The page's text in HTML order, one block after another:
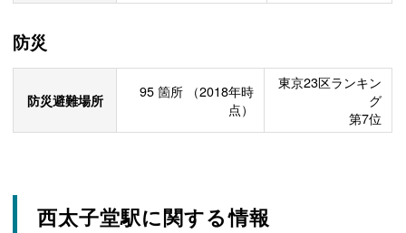
防災
防災避難場所 95 箇所
（2018年時
点）
東京23区ランキン
グ
第7位
西太子堂駅に関する情報